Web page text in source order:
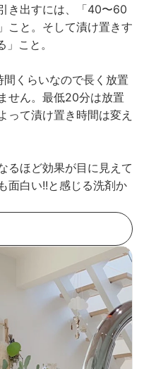
き出すには、「40〜60
こと。そして漬け置きす
こと。
くらいなので長く放置
せん。最低20分は放置
って漬け置き時間は変え
るほど効果が目に見えて
面白い!!と感じる洗剤か